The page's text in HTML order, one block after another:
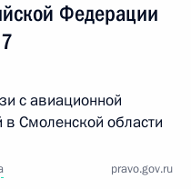
Федерации
с авиационной
Смоленской области
pravo.gov.ru